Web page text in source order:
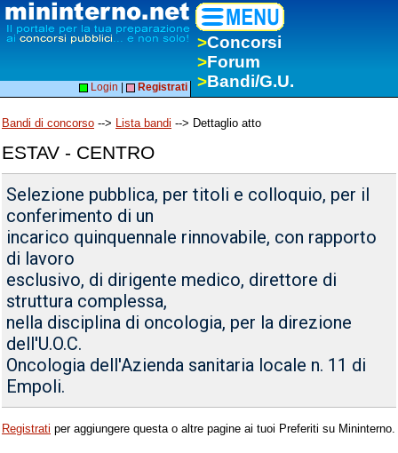
>Concorsi
>Forum
>Bandi/G.U.
Login Registrati
Bandi di concorso --> Lista bandi --> Dettaglio atto
ESTAV - CENTRO
Selezione pubblica, per titoli e colloquio, per il
conferimento di un
incarico quinquennale rinnovabile, con rapporto
di lavoro
esclusivo, di dirigente medico, direttore di
struttura complessa,
nella disciplina di oncologia, per la direzione
dell'U.O.C.
Oncologia dell'Azienda sanitaria locale n. 11 di
Empoli.
Registrati per aggiungere questa o altre pagine ai tuoi Preferiti su Mininterno.